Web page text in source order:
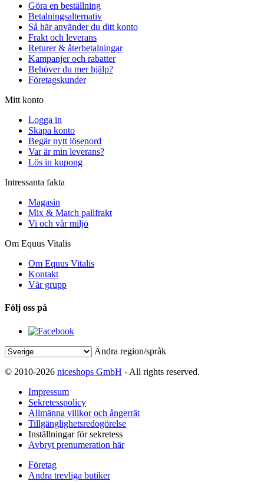
Göra en beställning
Betalningsalternativ
Så här använder du ditt konto
Frakt och leverans
Returer & återbetalningar
Kampanjer och rabatter
Behöver du mer hjälp?
Företagskunder
Mitt konto
Logga in
Skapa konto
Begär nytt lösenord
Var är min leverans?
Lös in kupong
Intressanta fakta
Magasin
Mix & Match pallfrakt
Vi och vår miljö
Om Equus Vitalis
Om Equus Vitalis
Kontakt
Vår grupp
Följ oss på
Ändra region/språk
© 2010-2026 niceshops GmbH - All rights reserved.
Impressum
Sekretesspolicy
Allmänna villkor och ångerrät
Tillgänglighetsredogörelse
Inställningar för sekretess
Avbryt prenumeration här
Företag
Andra trevliga butiker